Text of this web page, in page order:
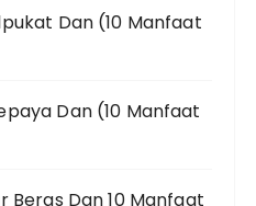
Dan (10 Manfaat
Dan (10 Manfaat
Beras Dan 10 Manfaat